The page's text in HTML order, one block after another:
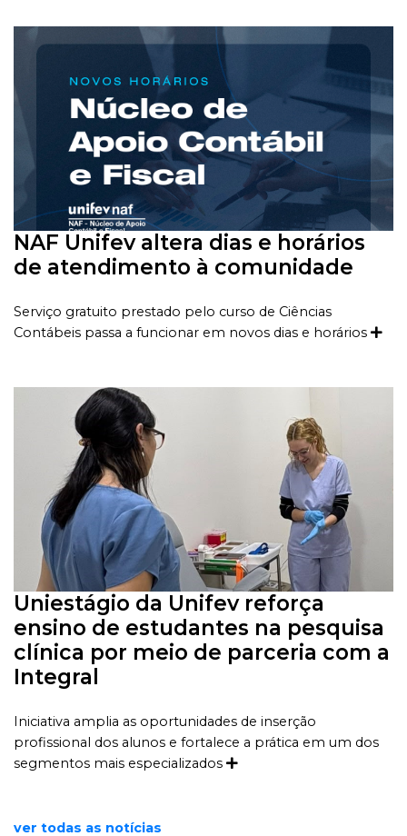
NAF Unifev altera dias e horários
de atendimento à comunidade
Serviço gratuito prestado pelo curso de Ciências
Contábeis passa a funcionar em novos dias e horários
Uniestágio da Unifev reforça
ensino de estudantes na pesquisa
clínica por meio de parceria com a
Integral
Iniciativa amplia as oportunidades de inserção
profissional dos alunos e fortalece a prática em um dos
segmentos mais especializados
ver todas as notícias